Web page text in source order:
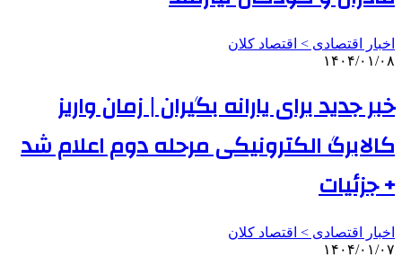
اخبار اقتصادی > اقتصاد كلان
۱۴۰۴/۰۱/۰۸
خبر جدید برای یارانه بگیران | زمان واریز
کالابرگ الکترونیکی مرحله دوم اعلام شد
+ جزئیات
اخبار اقتصادی > اقتصاد كلان
۱۴۰۴/۰۱/۰۷